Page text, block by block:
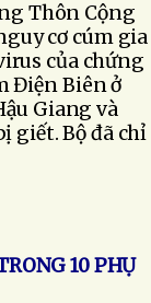
Thôn Cộng
cơ cúm gia
của chứng
Điện Biên ở
Giang và
giết. Bộ đã chỉ
10 PHỤ